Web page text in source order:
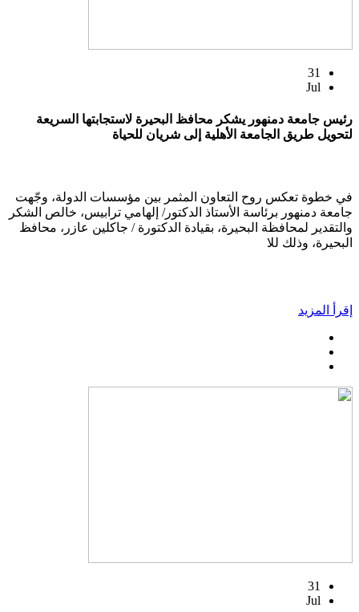
31
Jul
رئيس جامعة دمنهور يشكر محافظ البحيرة لاستجابتها السريعة
لتحويل طريق الجامعة الأهلية إلى شريان للحياة
في خطوة تعكس روح التعاون المثمر بين مؤسسات الدولة، وجّهت
جامعة دمنهور برئاسة الأستاذ الدكتور/ إلهامي ترابيس، خالص الشكر
والتقدير لمحافظة البحيرة، بقيادة الدكتورة / جاكلين عازر، محافظ
البحيرة، وذلك للا
إقرأ المزيد
31
Jul